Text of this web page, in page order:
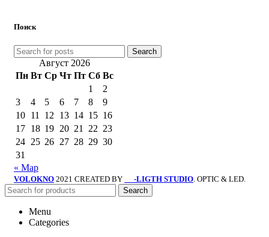
Поиск
Search
Август 2026
Пн Вт Ср Чт Пт Сб Вс
1
2
3
4 5 6 7 8
9
10 11 12 13 14 15 16
17 18 19 20 21 22 23
24 25 26 27 28 29 30
31
« Мар
VOLOKNO 2021 CREATED BY -LIGTH STUDIO. OPTIC & LED.
Search
Menu
Categories